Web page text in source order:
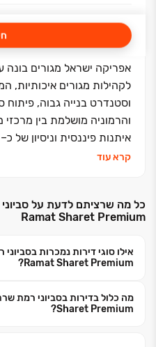
אפריקה ישראל מגורים
לקהילות מגורים איכותיות,
וסטנדרט בנייה גבוה,
והרמוניה מושלמת בין מרכזי
אנחנו נבנה את העתיד שלכם
כי אפריקה ישראל מגורים
קרא עוד
Ramat Sharet Premium
Ramat Sharet Premium?
Sharet Premium?